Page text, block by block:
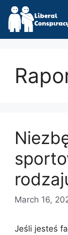
Skip
content
March 16,
Jeśli jesteś